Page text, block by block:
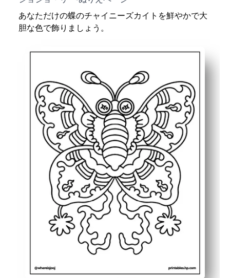
あなただけの蝶のチャイニーズカイトを鮮やかで大
胆な色で飾りましょう。